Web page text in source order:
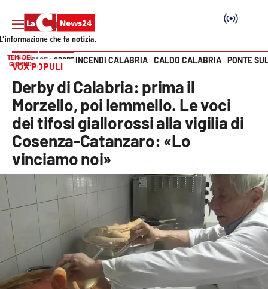
SEZIONI
Cronaca
Politica
Attualità
Economia e lavoro
Italia Mondo
Sanità
Vai
TEMI DEL
GIORNO
INCENDI CALABRIA CALDO CALABRIA PONTE
HOME PAGE SPORT
VOX POPULI
Derby di Calabria: prima il
Morzello, poi Iemmello. Le voci
dei tifosi giallorossi alla vigilia di
Cosenza-Catanzaro: «Lo
vinciamo noi»